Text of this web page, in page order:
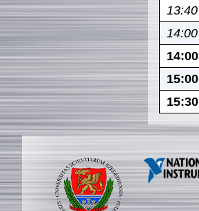
13:40
14:00
14:00
15:00
15:30